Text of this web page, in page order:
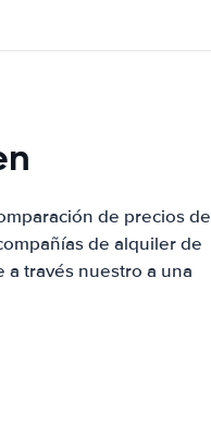
de precios de
de alquiler de
través nuestro a una